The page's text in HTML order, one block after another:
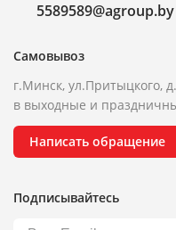
5589589@agroup.by
Самовывоз
г.Минск, ул.Притыцкого,
в выходные и
Написать обращение
Подписывайтесь